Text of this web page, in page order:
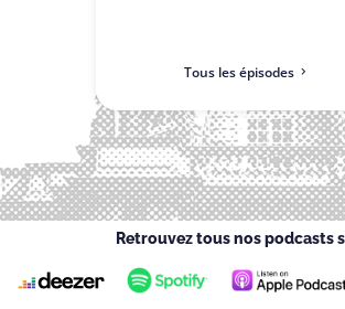
Tous les épisodes
Retrouvez tous nos podcasts